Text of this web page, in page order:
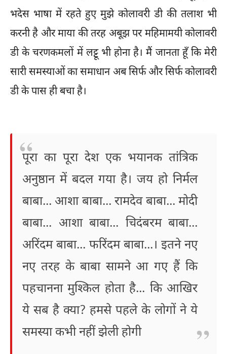
भदेस भाषा में रहते हुए मुझे कोलावरी डी की तलाश भी
करनी है और माया की तरह अबूझ पर महिमामयी कोलावरी
डी के चरणकमलों में लट्टू भी होना है। मैं जानता हूँ कि मेरी
सारी समस्याओं का समाधान अब सिर्फ और सिर्फ कोलावरी
डी के पास ही बचा है।
पूरा का पूरा देश एक भयानक तांत्रिक
अनुष्ठान में बदल गया है। जय हो निर्मल
बाबा... आशा बाबा... रामदेव बाबा... मोदी
बाबा... आशा बाबा... चिदंबरम बाबा...
अरिंदम बाबा... फरिंदम बाबा...। इतने नए
नए तरह के बाबा सामने आ गए हैं कि
पहचानना मुश्किल होता है... कि आखिर
ये सब है क्या? हमसे पहले के लोगों ने ये
समस्या कभी नहीं झेली होगी